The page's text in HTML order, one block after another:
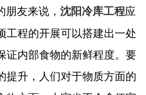
友来说， 沈阳冷库工程应
工程的开展可以搭建出一处
证内部食物的新鲜程度。要
提升，人们对于物质方面的